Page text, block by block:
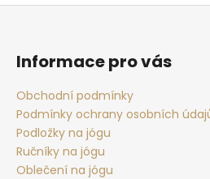
Z
Informace pro vás
Obchodní podmínky
Podmínky ochrany osobních
Podložky na jógu
Ručníky na jógu
Oblečení na jógu